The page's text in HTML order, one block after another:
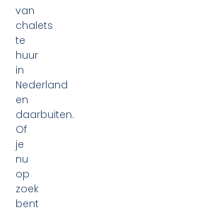
van
chalets
te
huur
in
Nederland
en
daarbuiten.
Of
je
nu
op
zoek
bent